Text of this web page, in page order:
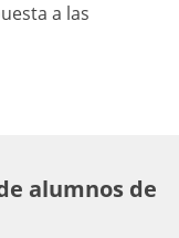
a las
alumnos de